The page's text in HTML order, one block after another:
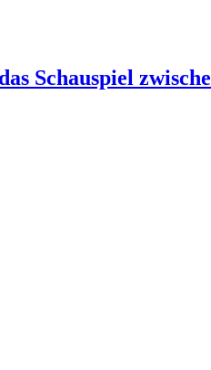
Schauspiel